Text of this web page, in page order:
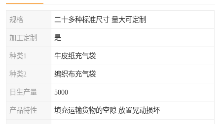
规格 二十多种标准尺寸 量大可定制
加工定制 是
种类1 牛皮纸充气袋
种类2 编织布充气袋
日生产量 5000
产品特性 填充运输货物的空隙 放置晃动损坏